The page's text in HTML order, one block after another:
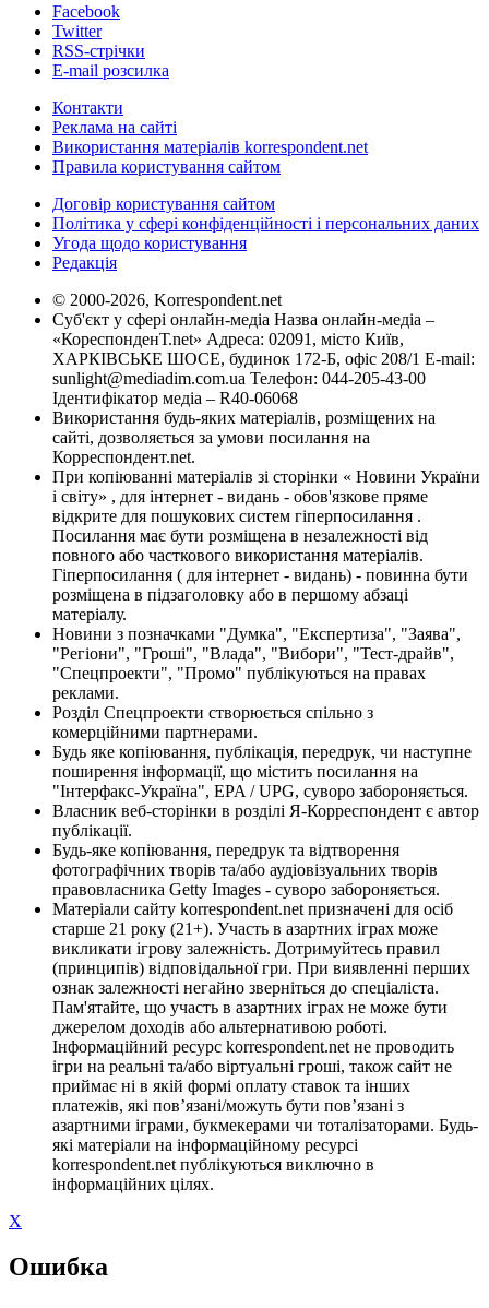
Facebook
Twitter
RSS-стрічки
E-mail розсилка
Контакти
Реклама на сайті
Використання матеріалів korrespondent.net
Правила користування сайтом
Договір користування сайтом
Політика у сфері конфіденційності і персональних даних
Угода щодо користування
Редакція
© 2000-2026, Korrespondent.net
Суб'єкт у сфері онлайн-медіа Назва онлайн-медіа –
«КореспонденТ.net» Адреса: 02091, місто Київ,
ХАРКІВСЬКЕ ШОСЕ, будинок 172-Б, офіс 208/1 E-mail:
sunlight@mediadim.com.ua Телефон: 044-205-43-00
Ідентифікатор медіа – R40-06068
Використання будь-яких матеріалів, розміщених на
сайті, дозволяється за умови посилання на
Корреспондент.net.
При копіюванні матеріалів зі сторінки « Новини України
і світу» , для інтернет - видань - обов'язкове пряме
відкрите для пошукових систем гіперпосилання .
Посилання має бути розміщена в незалежності від
повного або часткового використання матеріалів.
Гіперпосилання ( для інтернет - видань) - повинна бути
розміщена в підзаголовку або в першому абзаці
матеріалу.
Новини з позначками "Думка", "Експертиза", "Заява",
"Регіони", "Гроші", "Влада", "Вибори", "Тест-драйв",
"Спецпроекти", "Промо" публікуються на правах
реклами.
Розділ Спецпроекти створюється спільно з
комерційними партнерами.
Будь яке копіювання, публікація, передрук, чи наступне
поширення інформації, що містить посилання на
"Інтерфакс-Україна", EPA / UPG, суворо забороняється.
Власник веб-сторінки в розділі Я-Корреспондент є автор
публікації.
Будь-яке копіювання, передрук та відтворення
фотографічних творів та/або аудіовізуальних творів
правовласника Getty Images - суворо забороняється.
Матеріали сайту korrespondent.net призначені для осіб
старше 21 року (21+). Участь в азартних іграх може
викликати ігрову залежність. Дотримуйтесь правил
(принципів) відповідальної гри. При виявленні перших
ознак залежності негайно зверніться до спеціаліста.
Пам'ятайте, що участь в азартних іграх не може бути
джерелом доходів або альтернативою роботі.
Інформаційний ресурс korrespondent.net не проводить
ігри на реальні та/або віртуальні гроші, також сайт не
приймає ні в якій формі оплату ставок та інших
платежів, які пов’язані/можуть бути пов’язані з
азартними іграми, букмекерами чи тоталізаторами. Будь-
які матеріали на інформаційному ресурсі
korrespondent.net публікуються виключно в
інформаційних цілях.
X
Ошибка